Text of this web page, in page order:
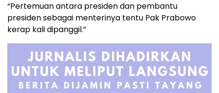
“Pertemuan antara presiden dan pembantu
presiden sebagai menterinya tentu Pak Prabowo
kerap kali dipanggil.”